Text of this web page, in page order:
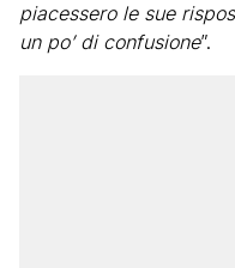
piacessero le sue
un po’ di confusione”.